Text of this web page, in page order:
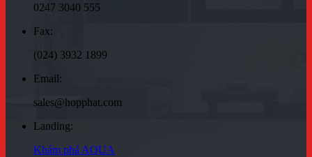
0247 3040 555
Fax:
(024) 3932 1899
Email:
sales@hopphat.com
Landing:
Khám phá AQUA